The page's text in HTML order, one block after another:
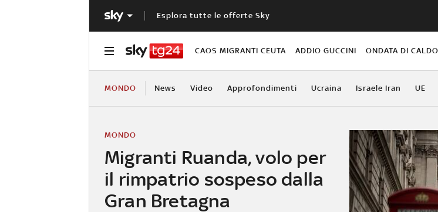
Esplora tutte le offerte Sky
CAOS MIGRANTI CEUTA ADDIO GUCCINI ONDATA DI CALDO
MONDO News Video Approfondimenti Ucraina Israele Iran UE
Migranti Ruanda, volo per
il rimpatrio sospeso dalla
Gran Bretagna
MONDO